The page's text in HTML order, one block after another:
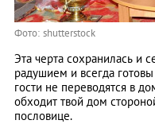
Фото: shutterstock
Эта черта сохранилась и
радушием и всегда
гости не переводятся в
обходит твой дом
пословице.